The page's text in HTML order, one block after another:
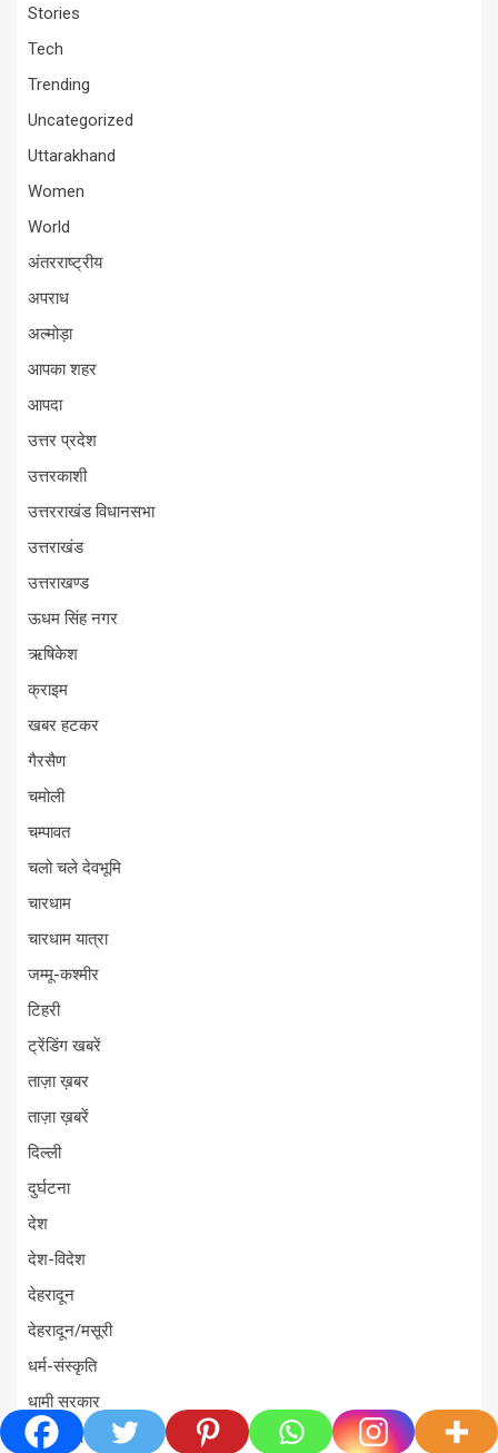
Stories
Tech
Trending
Uncategorized
Uttarakhand
Women
World
अंतरराष्ट्रीय
अपराध
अल्मोड़ा
आपका शहर
आपदा
उत्तर प्रदेश
उत्तरकाशी
उत्तरराखंड विधानसभा
उत्तराखंड
उत्तराखण्ड
ऊधम सिंह नगर
ऋषिकेश
क्राइम
खबर हटकर
गैरसैण
चमोली
चम्पावत
चलो चले देवभूमि
चारधाम
चारधाम यात्रा
जम्मू-कश्मीर
टिहरी
ट्रेंडिंग खबरें
ताज़ा ख़बर
ताज़ा ख़बरें
दिल्ली
दुर्घटना
देश
देश-विदेश
देहरादून
देहरादून/मसूरी
धर्म-संस्कृति
धामी सरकार
नई दिल्ली